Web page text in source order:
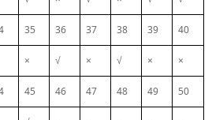
35 36 37 38 39
40
× √ × √ ×
×
45 46 47 48 49
50